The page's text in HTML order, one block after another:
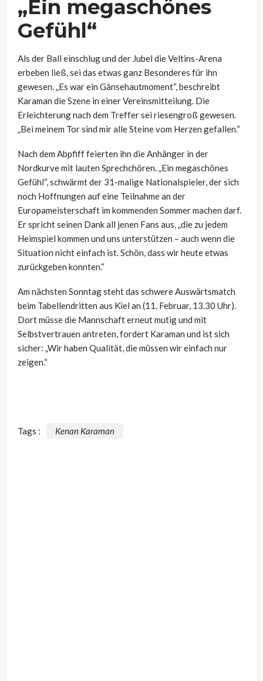
„Ein megaschönes
Gefühl“
Als der Ball einschlug und der Jubel die Veltins-Arena
erbeben ließ, sei das etwas ganz Besonderes für ihn
gewesen. „Es war ein Gänsehautmoment“, beschreibt
Karaman die Szene in einer Vereinsmitteilung. Die
Erleichterung nach dem Treffer sei riesengroß gewesen.
„Bei meinem Tor sind mir alle Steine vom Herzen gefallen.“
Nach dem Abpfiff feierten ihn die Anhänger in der
Nordkurve mit lauten Sprechchören. „Ein megaschönes
Gefühl“, schwärmt der 31-malige Nationalspieler, der sich
noch Hoffnungen auf eine Teilnahme an der
Europameisterschaft im kommenden Sommer machen darf.
Er spricht seinen Dank all jenen Fans aus, „die zu jedem
Heimspiel kommen und uns unterstützen – auch wenn die
Situation nicht einfach ist. Schön, dass wir heute etwas
zurückgeben konnten.“
Am nächsten Sonntag steht das schwere Auswärtsmatch
beim Tabellendritten aus Kiel an (11. Februar, 13.30 Uhr).
Dort müsse die Mannschaft erneut mutig und mit
Selbstvertrauen antreten, fordert Karaman und ist sich
sicher: „Wir haben Qualität, die müssen wir einfach nur
zeigen.“
Tags : Kenan Karaman